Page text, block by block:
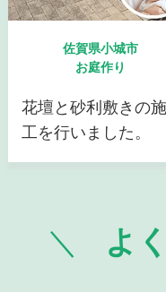
佐賀県小城市
お庭作り
花壇と砂利敷きの施
工を行いました。
よ